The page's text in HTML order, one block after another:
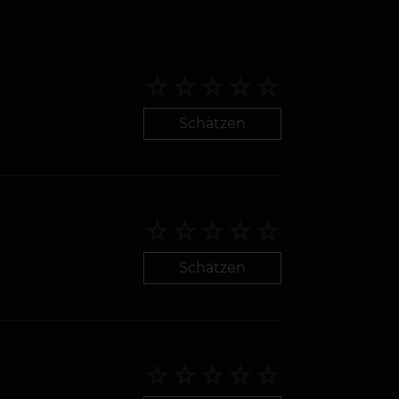
Schätzen
Schätzen